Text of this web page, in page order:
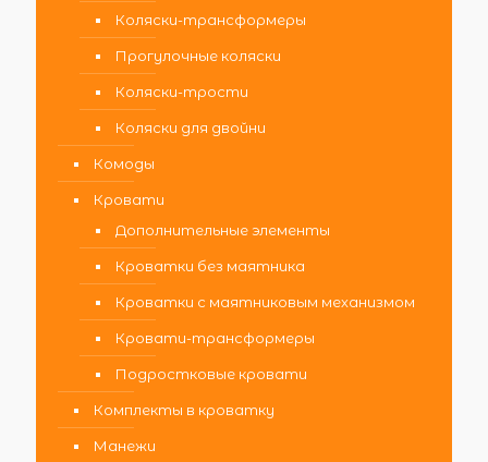
Коляски-трансформеры
Прогулочные коляски
Коляски-трости
Коляски для двойни
Комоды
Кровати
Дополнительные элементы
Кроватки без маятника
Кроватки с маятниковым механизмом
Кровати-трансформеры
Подростковые кровати
Комплекты в кроватку
Манежи